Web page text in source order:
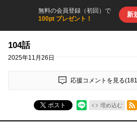
無料の会員登録（初回）で
100pt プレゼント！
新
104話
2025年11月26日
応援コメントを見る(
ポスト 埋め込む
RSSフィード